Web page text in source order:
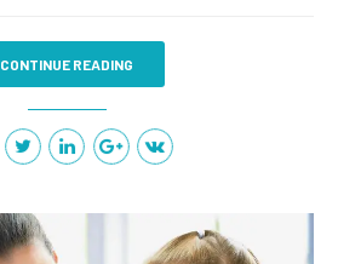
CONTINUE READING